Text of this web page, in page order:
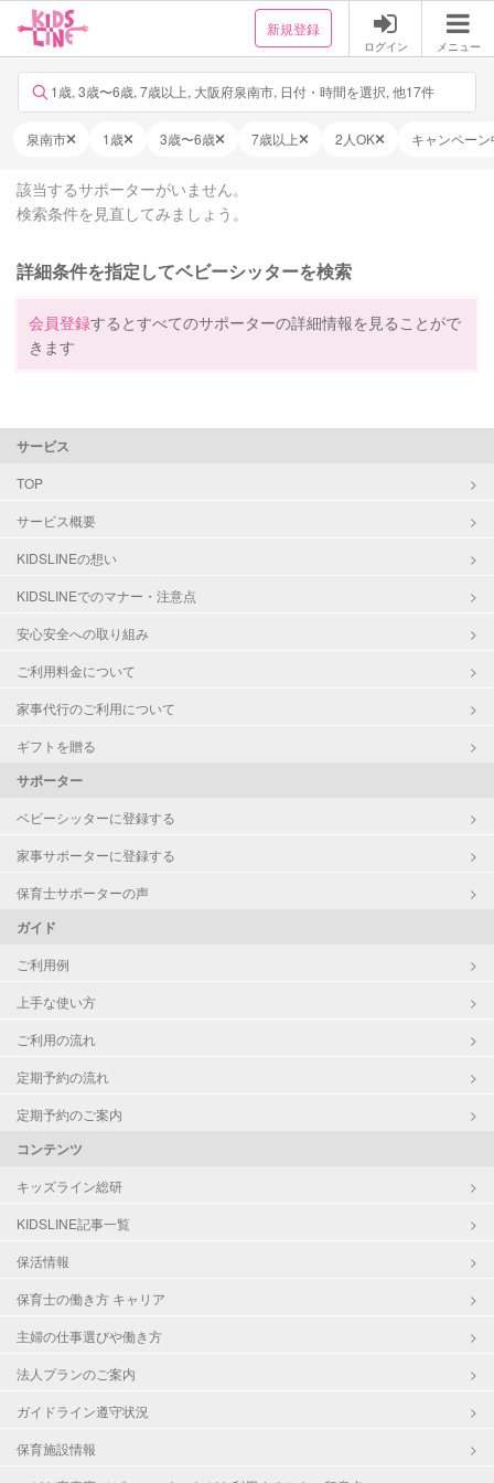
新規登録
ログイン メニュー
1歳, 3歳〜6歳, 7歳以上, 大阪府泉南市, 日付・時間を選択, 他17件
泉南市 1歳 3歳〜6歳 7歳以上 2人OK キャンペーン
該当するサポーターがいません。
検索条件を見直してみましょう。
詳細条件を指定してベビーシッターを検索
会員登録するとすべてのサポーターの詳細情報を見ることがで
きます
サービス
TOP
サービス概要
KIDSLINEの想い
KIDSLINEでのマナー・注意点
安心安全への取り組み
ご利用料金について
家事代行のご利用について
ギフトを贈る
サポーター
ベビーシッターに登録する
家事サポーターに登録する
保育士サポーターの声
ガイド
ご利用例
上手な使い方
ご利用の流れ
定期予約の流れ
定期予約のご案内
コンテンツ
キッズライン総研
KIDSLINE記事一覧
保活情報
保育士の働き方 キャリア
主婦の仕事選びや働き方
法人プランのご案内
ガイドライン遵守状況
保育施設情報